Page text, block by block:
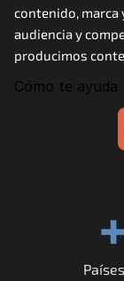
Contáctanos
About
contenido, marca
audiencia y
producimos
Cómo te ayuda